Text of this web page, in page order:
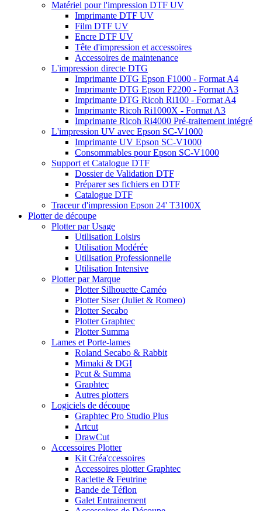
Matériel pour l'impression DTF UV
Imprimante DTF UV
Film DTF UV
Encre DTF UV
Tête d'impression et accessoires
Accessoires de maintenance
L'impression directe DTG
Imprimante DTG Epson F1000 - Format A4
Imprimante DTG Epson F2200 - Format A3
Imprimante DTG Ricoh Ri100 - Format A4
Imprimante Ricoh Ri1000X - Format A3
Imprimante Ricoh Ri4000 Pré-traitement intégré
L'impression UV avec Epson SC-V1000
Imprimante UV Epson SC-V1000
Consommables pour Epson SC-V1000
Support et Catalogue DTF
Dossier de Validation DTF
Préparer ses fichiers en DTF
Catalogue DTF
Traceur d'impression Epson 24' T3100X
Plotter de découpe
Plotter par Usage
Utilisation Loisirs
Utilisation Modérée
Utilisation Professionnelle
Utilisation Intensive
Plotter par Marque
Plotter Silhouette Caméo
Plotter Siser (Juliet & Romeo)
Plotter Secabo
Plotter Graphtec
Plotter Summa
Lames et Porte-lames
Roland Secabo & Rabbit
Mimaki & DGI
Pcut & Summa
Graphtec
Autres plotters
Logiciels de découpe
Graphtec Pro Studio Plus
Artcut
DrawCut
Accessoires Plotter
Kit Créa'ccessoires
Accessoires plotter Graphtec
Raclette & Feutrine
Bande de Téflon
Galet Entrainement